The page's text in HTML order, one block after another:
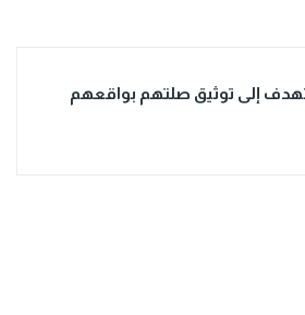
إلى توثيق صلتهم بواقعهم